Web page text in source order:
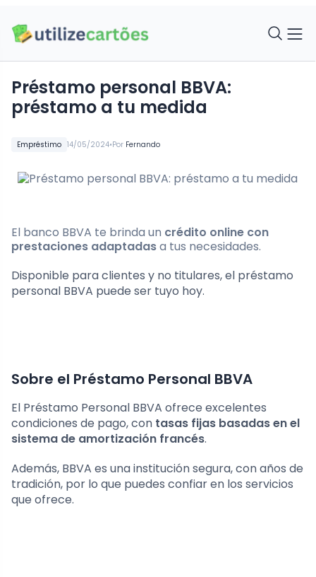
Empréstimo 14/05/2024•Por Fernando
Préstamo personal BBVA:
préstamo a tu medida
El banco BBVA te brinda un crédito online con
prestaciones adaptadasa tus necesidades.
Disponible para clientes y no titulares, el préstamo
personal BBVA puede ser tuyo hoy.
Sobre el Préstamo Personal BBVA
El Préstamo Personal BBVA ofrece excelentes
condiciones de pago, con tasas fijas basadas ​​en el
sistema de amortización francés.
Además, BBVA es una institución segura, con años de
tradición, por lo que puedes confiar en los servicios
que ofrece.